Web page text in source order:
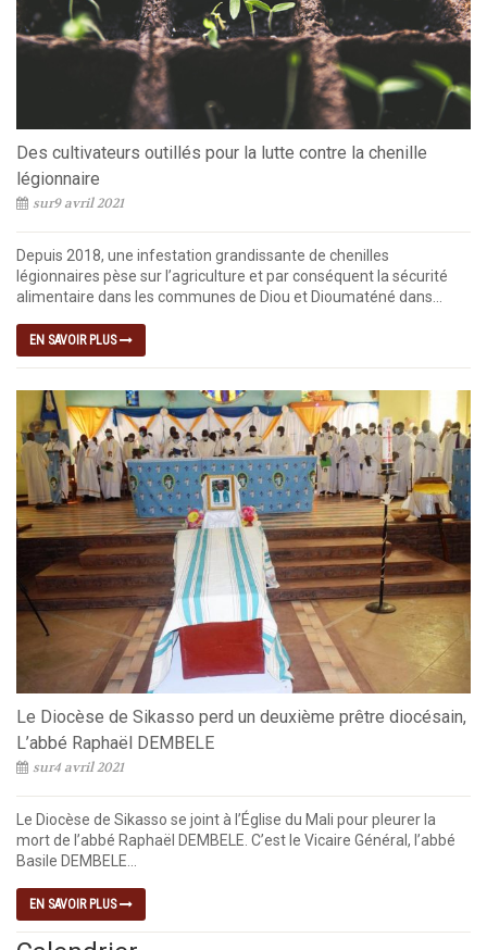
Des cultivateurs outillés pour la lutte contre la chenille
légionnaire
sur9 avril 2021
Depuis 2018, une infestation grandissante de chenilles
légionnaires pèse sur l’agriculture et par conséquent la sécurité
alimentaire dans les communes de Diou et Dioumaténé dans...
EN SAVOIR PLUS
Le Diocèse de Sikasso perd un deuxième prêtre diocésain,
L’abbé Raphaël DEMBELE
sur4 avril 2021
Le Diocèse de Sikasso se joint à l’Église du Mali pour pleurer la
mort de l’abbé Raphaël DEMBELE. C’est le Vicaire Général, l’abbé
Basile DEMBELE...
EN SAVOIR PLUS